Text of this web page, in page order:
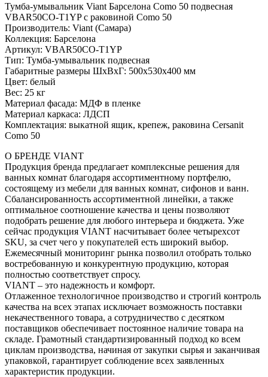
Тумба-умывальник Viant Барселона Como 50 подвесная
VBAR50CO-T1YP с раковиной Como 50
Производитель: Viant (Самара)
Коллекция: Барселона
Артикул: VBAR50CO-T1YP
Тип: Тумба-умывальник подвесная
Габаритные размеры ШxВxГ: 500x530x400 мм
Цвет: белый
Вес: 25 кг
Материал фасада: МДФ в пленке
Материал каркаса: ЛДСП
Комплектация: выкатной ящик, крепеж, раковина Cersanit
Como 50
О БРЕНДЕ VIANT
Продукция бренда предлагает комплексные решения для
ванных комнат благодаря ассортиментному портфелю,
состоящему из мебели для ванных комнат, сифонов и ванн.
Сбалансированность ассортиментной линейки, а также
оптимальное соотношение качества и цены позволяют
подобрать решение для любого интерьера и бюджета. Уже
сейчас продукция VIANT насчитывает более четырехсот
SKU, за счет чего у покупателей есть широкий выбор.
Ежемесячный мониторинг рынка позволил отобрать только
востребованную и конкурентную продукцию, которая
полностью соответствует спросу.
VIANT – это надежность и комфорт.
Отлаженное технологичное производство и строгий контроль
качества на всех этапах исключает возможность поставки
некачественного товара, а сотрудничество с десятком
поставщиков обеспечивает постоянное наличие товара на
складе. Грамотный стандартизированный подход ко всем
циклам производства, начиная от закупки сырья и заканчивая
упаковкой, гарантирует соблюдение всех заявленных
характеристик продукции.